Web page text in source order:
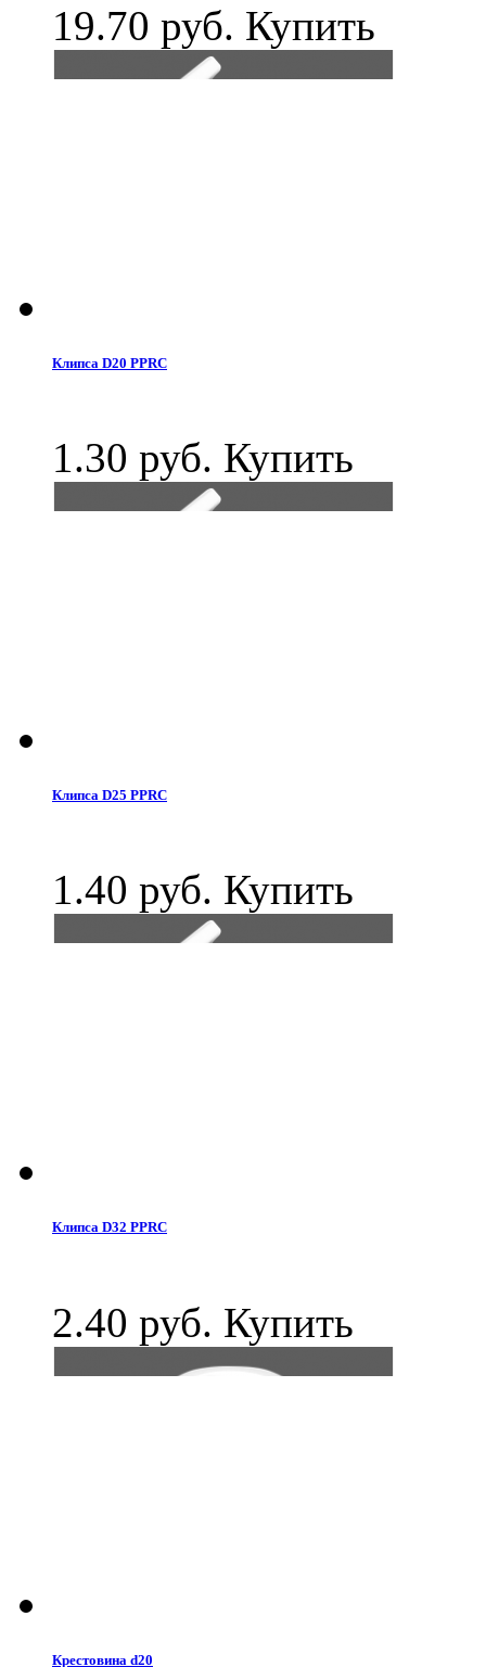
19.70 руб. Купить
Клипса D20 PPRC
1.30 руб. Купить
Клипса D25 PPRC
1.40 руб. Купить
Клипса D32 PPRC
2.40 руб. Купить
Крестовина d20